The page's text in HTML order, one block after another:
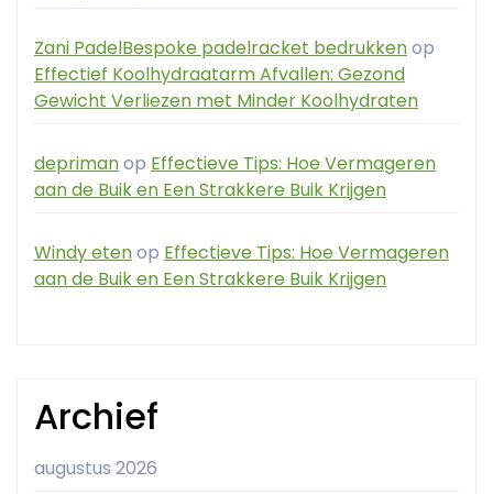
Zani PadelBespoke padelracket bedrukkenop
Effectief Koolhydraatarm Afvallen: Gezond
Gewicht Verliezen met Minder Koolhydraten
deprimanop Effectieve Tips: Hoe Vermageren
aan de Buik en Een Strakkere Buik Krijgen
Windy etenop Effectieve Tips: Hoe Vermageren
aan de Buik en Een Strakkere Buik Krijgen
Archief
augustus 2026